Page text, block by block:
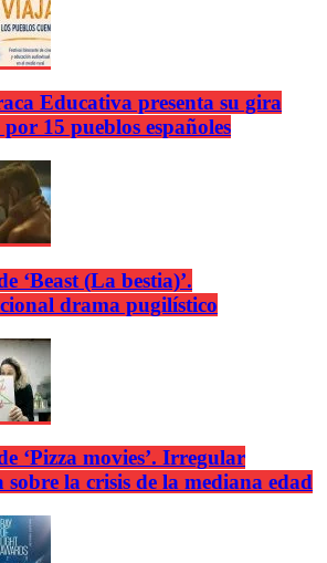
Educativa presenta su gira
15 pueblos españoles
‘Beast (La bestia)’.
drama pugilístico
‘Pizza movies’. Irregular
sobre la crisis de la mediana edad